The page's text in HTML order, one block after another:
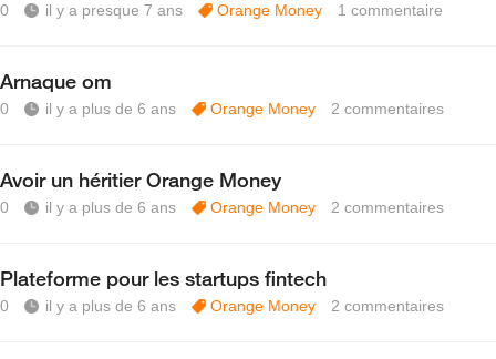
0 il y a presque 7 ans Orange Money 1 commentaire
Arnaque om
0 il y a plus de 6 ans Orange Money 2 commentaires
Avoir un héritier Orange Money
0 il y a plus de 6 ans Orange Money 2 commentaires
Plateforme pour les startups fintech
0 il y a plus de 6 ans Orange Money 2 commentaires